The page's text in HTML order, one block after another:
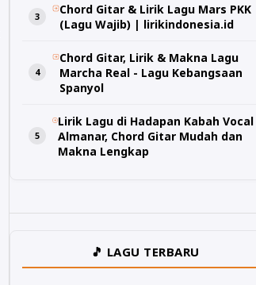
Chord Gitar & Lirik Lagu Mars PKK
(Lagu Wajib) | lirikindonesia.id
Chord Gitar, Lirik & Makna Lagu
Marcha Real - Lagu Kebangsaan
Spanyol
Lirik Lagu di Hadapan Kabah Vocal
Almanar, Chord Gitar Mudah dan
Makna Lengkap
🎵 LAGU TERBARU